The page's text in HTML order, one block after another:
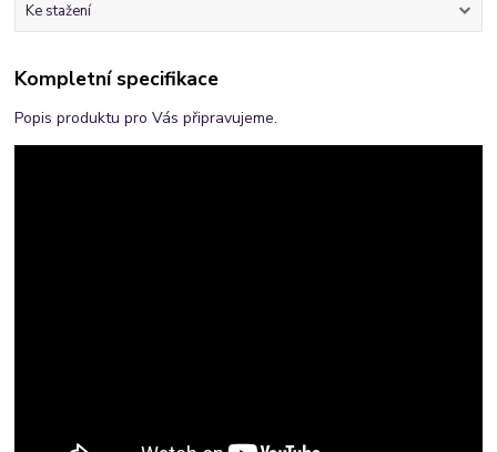
Ke stažení
Kompletní specifikace
Popis produktu pro Vás připravujeme.